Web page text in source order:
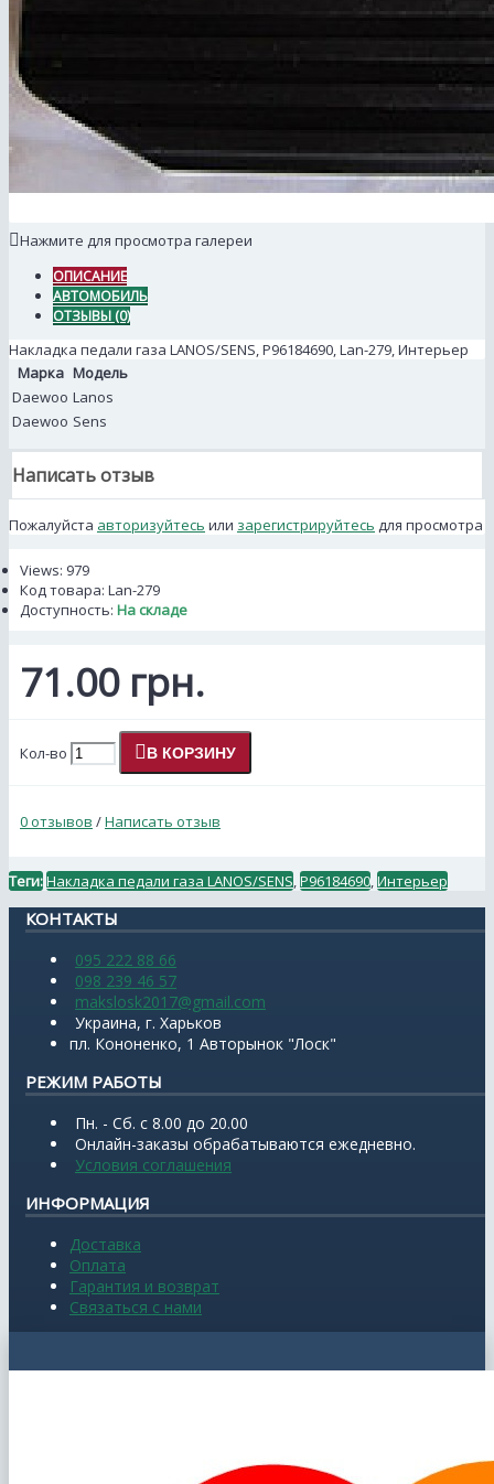
Нажмите для просмотра галереи
ОПИСАНИЕ
АВТОМОБИЛЬ
ОТЗЫВЫ (0)
Накладка педали газа LANOS/SENS, P96184690, Lan-279, Интерьер
Марка Модель
Daewoo Lanos
Daewoo Sens
Написать отзыв
Пожалуйста авторизуйтесь или зарегистрируйтесь для просмотра
Views: 979
Код товара: Lan-279
Доступность: На складе
71.00 грн.
Кол-во В КОРЗИНУ
0 отзывов /Написать отзыв
Теги:Накладка педали газа LANOS/SENS P96184690 Интерьер
КОНТАКТЫ
095 222 88 66
098 239 46 57
makslosk2017@gmail.com
Украина, г. Харьков
пл. Кононенко, 1 Авторынок "Лоск"
РЕЖИМ РАБОТЫ
Пн. - Сб. с 8.00 до 20.00
Онлайн-заказы обрабатываются ежедневно.
Условия соглашения
ИНФОРМАЦИЯ
Доставка
Оплата
Гарантия и возврат
Связаться с нами